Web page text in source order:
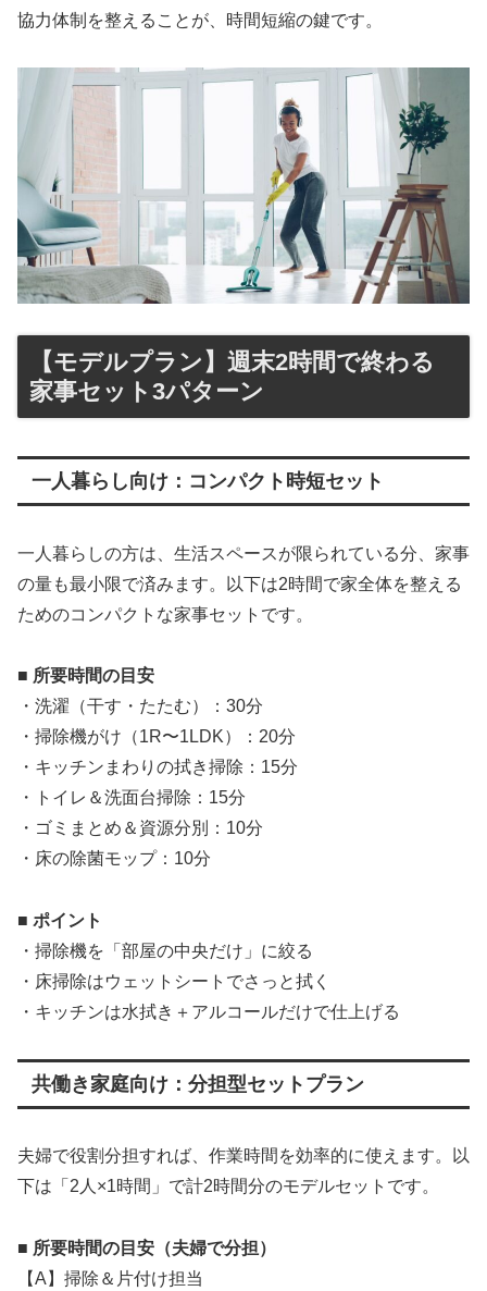
協力体制を整えることが、時間短縮の鍵です。
【モデルプラン】週末2時間で終わる
家事セット3パターン
一人暮らし向け：コンパクト時短セット
一人暮らしの方は、生活スペースが限られている分、家事
の量も最小限で済みます。以下は2時間で家全体を整える
ためのコンパクトな家事セットです。
■ 所要時間の目安
・洗濯（干す・たたむ）：30分
・掃除機がけ（1R〜1LDK）：20分
・キッチンまわりの拭き掃除：15分
・トイレ＆洗面台掃除：15分
・ゴミまとめ＆資源分別：10分
・床の除菌モップ：10分
■ ポイント
・掃除機を「部屋の中央だけ」に絞る
・床掃除はウェットシートでさっと拭く
・キッチンは水拭き＋アルコールだけで仕上げる
共働き家庭向け：分担型セットプラン
夫婦で役割分担すれば、作業時間を効率的に使えます。以
下は「2人×1時間」で計2時間分のモデルセットです。
■ 所要時間の目安（夫婦で分担）
【A】掃除＆片付け担当